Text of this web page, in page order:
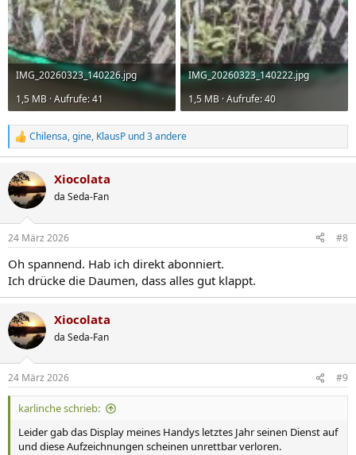
IMG_20260323_140226.jpg
1,5 MB · Aufrufe: 41
IMG_20260323_140222.jpg
1,5 MB · Aufrufe: 40
R
e
k
t
i
e
:
Chilensa,gine, KlausP und 3 andere
Xiocolata
da Seda-Fan
24 März 2026 #8
Oh spannend. Hab ich direkt abonniert.
Ich drücke die Daumen, dass alles gut klappt.
Xiocolata
da Seda-Fan
24 März 2026 #9
karlinche schrieb:
Leider gab das Display meines Handys letztes Jahr seinen Dienst auf
und diese Aufzeichnungen scheinen unrettbar verloren.